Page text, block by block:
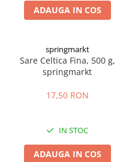
Produse pentru sportivi
Suplimente fitness
Batoane proteice
Pentru antrenament
Mama si copilul
Sarcina si alaptare
Atelierul de cafea si ceaiuri
Ceaiuri simple
Ceaiuri medicinale compuse
Ceaiuri Maté
Cafea verde
Alte produse din Cocos
ADAUGA IN COS
springmarkt
Sare Celtica Fina, 500 g,
springmarkt
17,50 RON
IN STOC
ADAUGA IN COS